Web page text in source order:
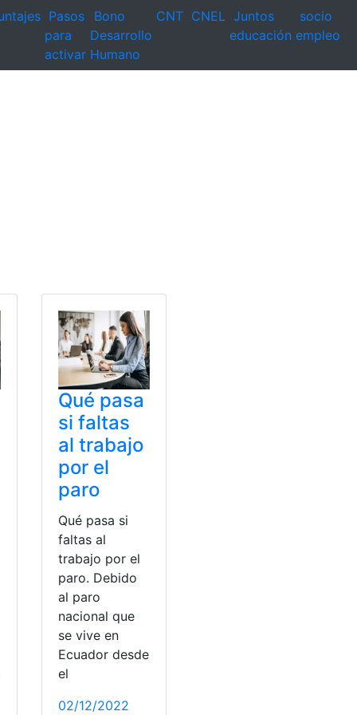
Pasos
para
activar
Bono
Desarrollo
Humano
CNT CNEL Juntos
educación
socio
empleo
Qué pasa
si faltas
al trabajo
por el
paro
Qué pasa si
faltas al
trabajo por el
paro. Debido
al paro
nacional que
se vive en
Ecuador desde
el
02/12/2022